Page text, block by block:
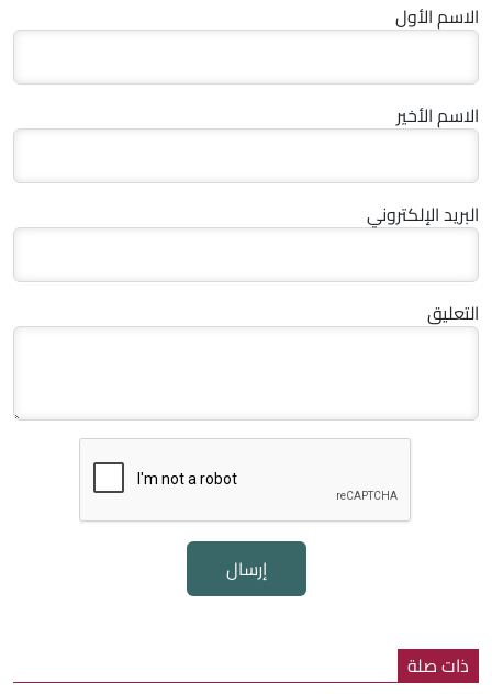
الاسم الأول
الاسم الأخير
البريد الإلكتروني
التعليق
إرسال
ذات صلة